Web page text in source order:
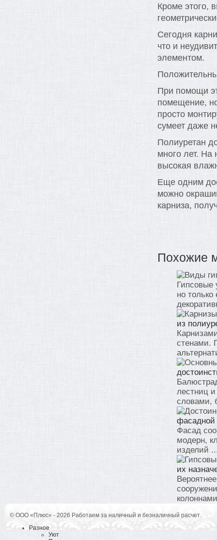
Кроме этого,
Сегодня
что и
элементом.
При помощи
помещение,
просто
сумеет даже
Полиуретан
много лет. На
высокая
Еще одним
можно
карниза,
Похожие
Гипсовые
но
из
стенами.
лестниц
словами,
фасадной
Фасад
модерн,
изделий
их
© ООО «Плюс» - 2026 Работаем за наличный и безналичный расчет.
Разное
Уют